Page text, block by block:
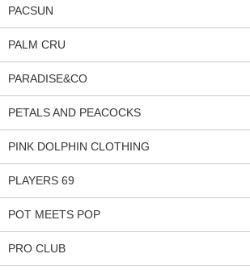
PACSUN
PALM CRU
PARADISE&CO
PETALS AND PEACOCKS
PINK DOLPHIN CLOTHING
PLAYERS 69
POT MEETS POP
PRO CLUB